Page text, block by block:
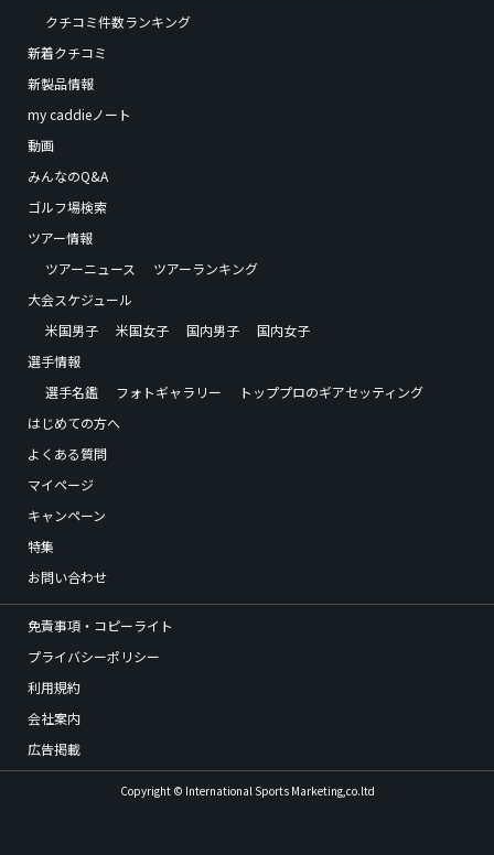
クチコミ件数ランキング
新着クチコミ
新製品情報
my caddieノート
動画
みんなのQ&A
ゴルフ場検索
ツアー情報
ツアーニュース
ツアーランキング
大会スケジュール
米国男子
米国女子 国内男子
国内女子
選手情報
選手名鑑
フォトギャラリー
トッププロのギアセッティング
はじめての方へ
よくある質問
マイページ
キャンペーン
特集
お問い合わせ
免責事項・コピーライト
プライバシーポリシー
利用規約
会社案内
広告掲載
Copyright © International Sports Marketing,co.ltd